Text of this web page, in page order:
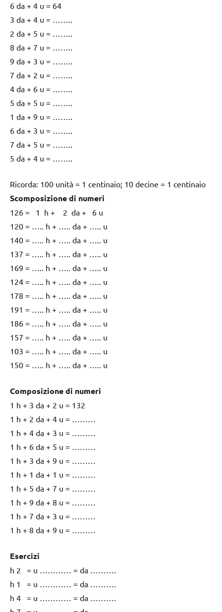
6 da + 4 u = 64
3 da + 4 u = ……..
2 da + 5 u = ……..
8 da + 7 u = ……..
9 da + 3 u = ……..
7 da + 2 u = ……..
4 da + 6 u = ……..
5 da + 5 u = ……..
1 da + 9 u = ……..
6 da + 3 u = ……..
7 da + 5 u = ……..
5 da + 4 u = ……..
Ricorda: 100 unità = 1 centinaio; 10 decine = 1 centinaio
Scomposizione di numeri
126 = 1 h + 2 da + 6 u
120 = ….. h + ….. da + ….. u
140 = ….. h + ….. da + ….. u
137 = ….. h + ….. da + ….. u
169 = ….. h + ….. da + ….. u
124 = ….. h + ….. da + ….. u
178 = ….. h + ….. da + ….. u
191 = ….. h + ….. da + ….. u
186 = ….. h + ….. da + ….. u
157 = ….. h + ….. da + ….. u
103 = ….. h + ….. da + ….. u
150 = ….. h + ….. da + ….. u
Composizione di numeri
1 h + 3 da + 2 u = 132
1 h + 2 da + 4 u = ………
1 h + 4 da + 3 u = ………
1 h + 6 da + 5 u = ………
1 h + 3 da + 9 u = ………
1 h + 1 da + 1 u = ………
1 h + 5 da + 7 u = ………
1 h + 9 da + 8 u = ………
1 h + 7 da + 3 u = ………
1 h + 8 da + 9 u = ………
Esercizi
h 2 = u ………… = da ……….
h 1 = u ………… = da ……….
h 4 = u ………… = da ……….